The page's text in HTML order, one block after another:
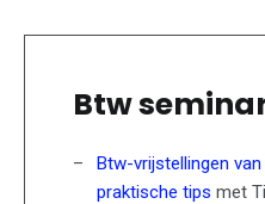
Btw
Btw-vrijstellingen van
praktische tips met